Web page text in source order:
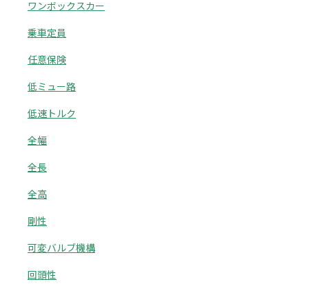
ワンボックスカー
乗車定員
任意保険
低ミュー路
低速トルク
全幅
全長
全高
剛性
可変バルブ機構
回頭性